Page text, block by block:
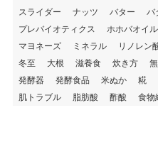
スライダー
ナッツ バター バ
プレバイオティクス
ホホバオイル
マヨネーズ
ミネラル リノレン
冬至
大根 滋養食 炊き方
発酵器
発酵食品 米ぬか 糀
肌トラブル
脂肪酸 酢酸 食物